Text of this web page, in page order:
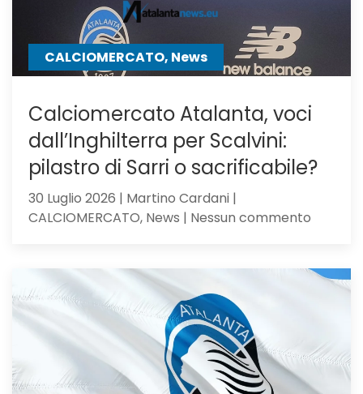
CALCIOMERCATO, News
Calciomercato Atalanta, voci
dall’Inghilterra per Scalvini:
pilastro di Sarri o sacrificabile?
30 Luglio 2026 | Martino Cardani |
CALCIOMERCATO, News | Nessun commento
voci
pilastro